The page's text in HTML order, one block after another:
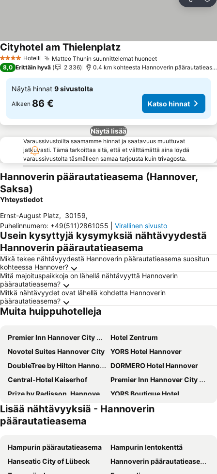
Jaa
4 Tähtiluokitus
Hotelli Matteo Thunin suunnittelemat huoneetKatso hinnat
Cityhotel am ThielenplatzKatso hinnat
8,0 Erittäin hyvä 2 336 0.4 km kohteesta Hannoverin
Näytä hinnat 9 sivustolta
Alkaen 86 € Katso hinnat
Näytä lisää
Varaussivustoilta saamamme hinnat ja saatavuus muuttuvat
jatkuvasti. Tämä tarkoittaa sitä, että et välttämättä aina löydä
varaussivustolta täsmälleen samaa tarjousta kuin trivagosta.
Hannoverin päärautatieasema (Hannover,
Saksa)
Yhteystiedot
Ernst-August Platz, 30159,
Puhelinnumero: +49(511)2861055 Virallinen sivusto
Usein kysyttyjä kysymyksiä nähtävyydestä
Hannoverin päärautatieasema
Mikä tekee nähtävyydestä Hannoverin päärautatieasema suositun
kohteessa Hannover?
Mitä majoituspaikkoja on lähellä nähtävyyttä Hannoverin
päärautatieasema?
Mitkä nähtävyydet ovat lähellä kohdetta Hannoverin
päärautatieasema?
Muita huippuhotelleja
Premier Inn Hannover City University
Hotel Zentrum
Novotel Suites Hannover City
YORS Hotel Hannover
DoubleTree by Hilton Hannover Schweizerhof
DORMERO Hotel Hannover
Central-Hotel Kaiserhof
Premier Inn Hannover City Centre
Prize by Radisson, Hannover-City
YORS Boutique Hotel
H+ Hotel Hannover
Grand Palace Hotel Hannover
Mercure Hotel Hannover Mitte
Hotel Ambiente Langenhagen Hannover by Tulip Inn
BoxHotel Hannover
Pension am Birkensee
Hotel Kipphut
Lisää nähtävyyksiä - Hannoverin
päärautatieasema
Hampurin päärautatieasema
Hampurin lentokenttä
Hanseatic City of Lübeck
Hannoverin päärautatieasema